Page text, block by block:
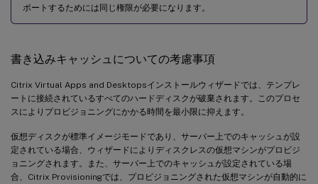
ポートするためには同じ権限が必要になります。
書き込みキャッシュについての考慮事項
Citrix Virtual Apps and Desktopsインストールウィザードでは、テンプレ
ートに接続されているすべてのハードディスクが破棄されます。このプロセ
スによりプロビジョニングにかかる時間を最小限に抑えます。
仮想ディスクが標準イメージモードであり、サーバー上でのキャッシュが設
定されている場合、ウィザードによりディスクレスの仮想マシンがプロビジ
ョニングされます。また、サーバー上でのキャッシュが設定されている場
合、Citrix Provisioningでは、プロビジョニングされた仮想マシンが自動的に